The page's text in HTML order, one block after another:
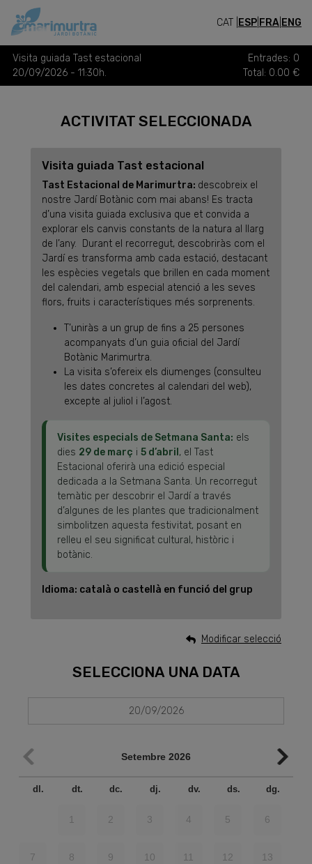
CAT | ESP FRA ENG
Visita guiada Tast estacional
20/09/2026 - 11:30h.
Entrades: 0
Total: 0.00 €
ENTRADES
ACTIVITAT SELECCIONADA
Visita guiada Tast estacional
Tast Estacional de Marimurtra: descobreix el
nostre Jardí Botànic com mai abans! Es tracta
d’una visita guiada exclusiva que et convida a
explorar els canvis constants de la natura al llarg
de l’any. Durant el recorregut, descobriràs com el
Jardí es transforma amb cada estació, destacant
les espècies vegetals que brillen en cada moment
del calendari, amb especial atenció a les seves
flors, fruits i característiques més sorprenents.
T’uniràs a un grup de fins a 25 persones
acompanyats d’un guia oficial del Jardí
Botànic Marimurtra.
La visita s’ofereix els diumenges (consulteu
les dates concretes al calendari del web),
excepte al juliol i l’agost.
Visites especials de Setmana Santa: els
dies 29 de març i 5 d’abril , el Tast
Estacional oferirà una edició especial
dedicada a la Setmana Santa. Un recorregut
temàtic per descobrir el Jardí a través
d’algunes de les plantes que tradicionalment
simbolitzen aquesta festivitat, posant en
relleu el seu significat cultural, històric i
botànic.
Idioma: català o castellà en funció del grup
Modificar selecció
SELECCIONA UNA DATA
20/09/2026
Setembre 2026
dl. dt. dc. dj. dv. ds. dg.
1 2 3 4 5 6
7 8 9 10 11 12 13